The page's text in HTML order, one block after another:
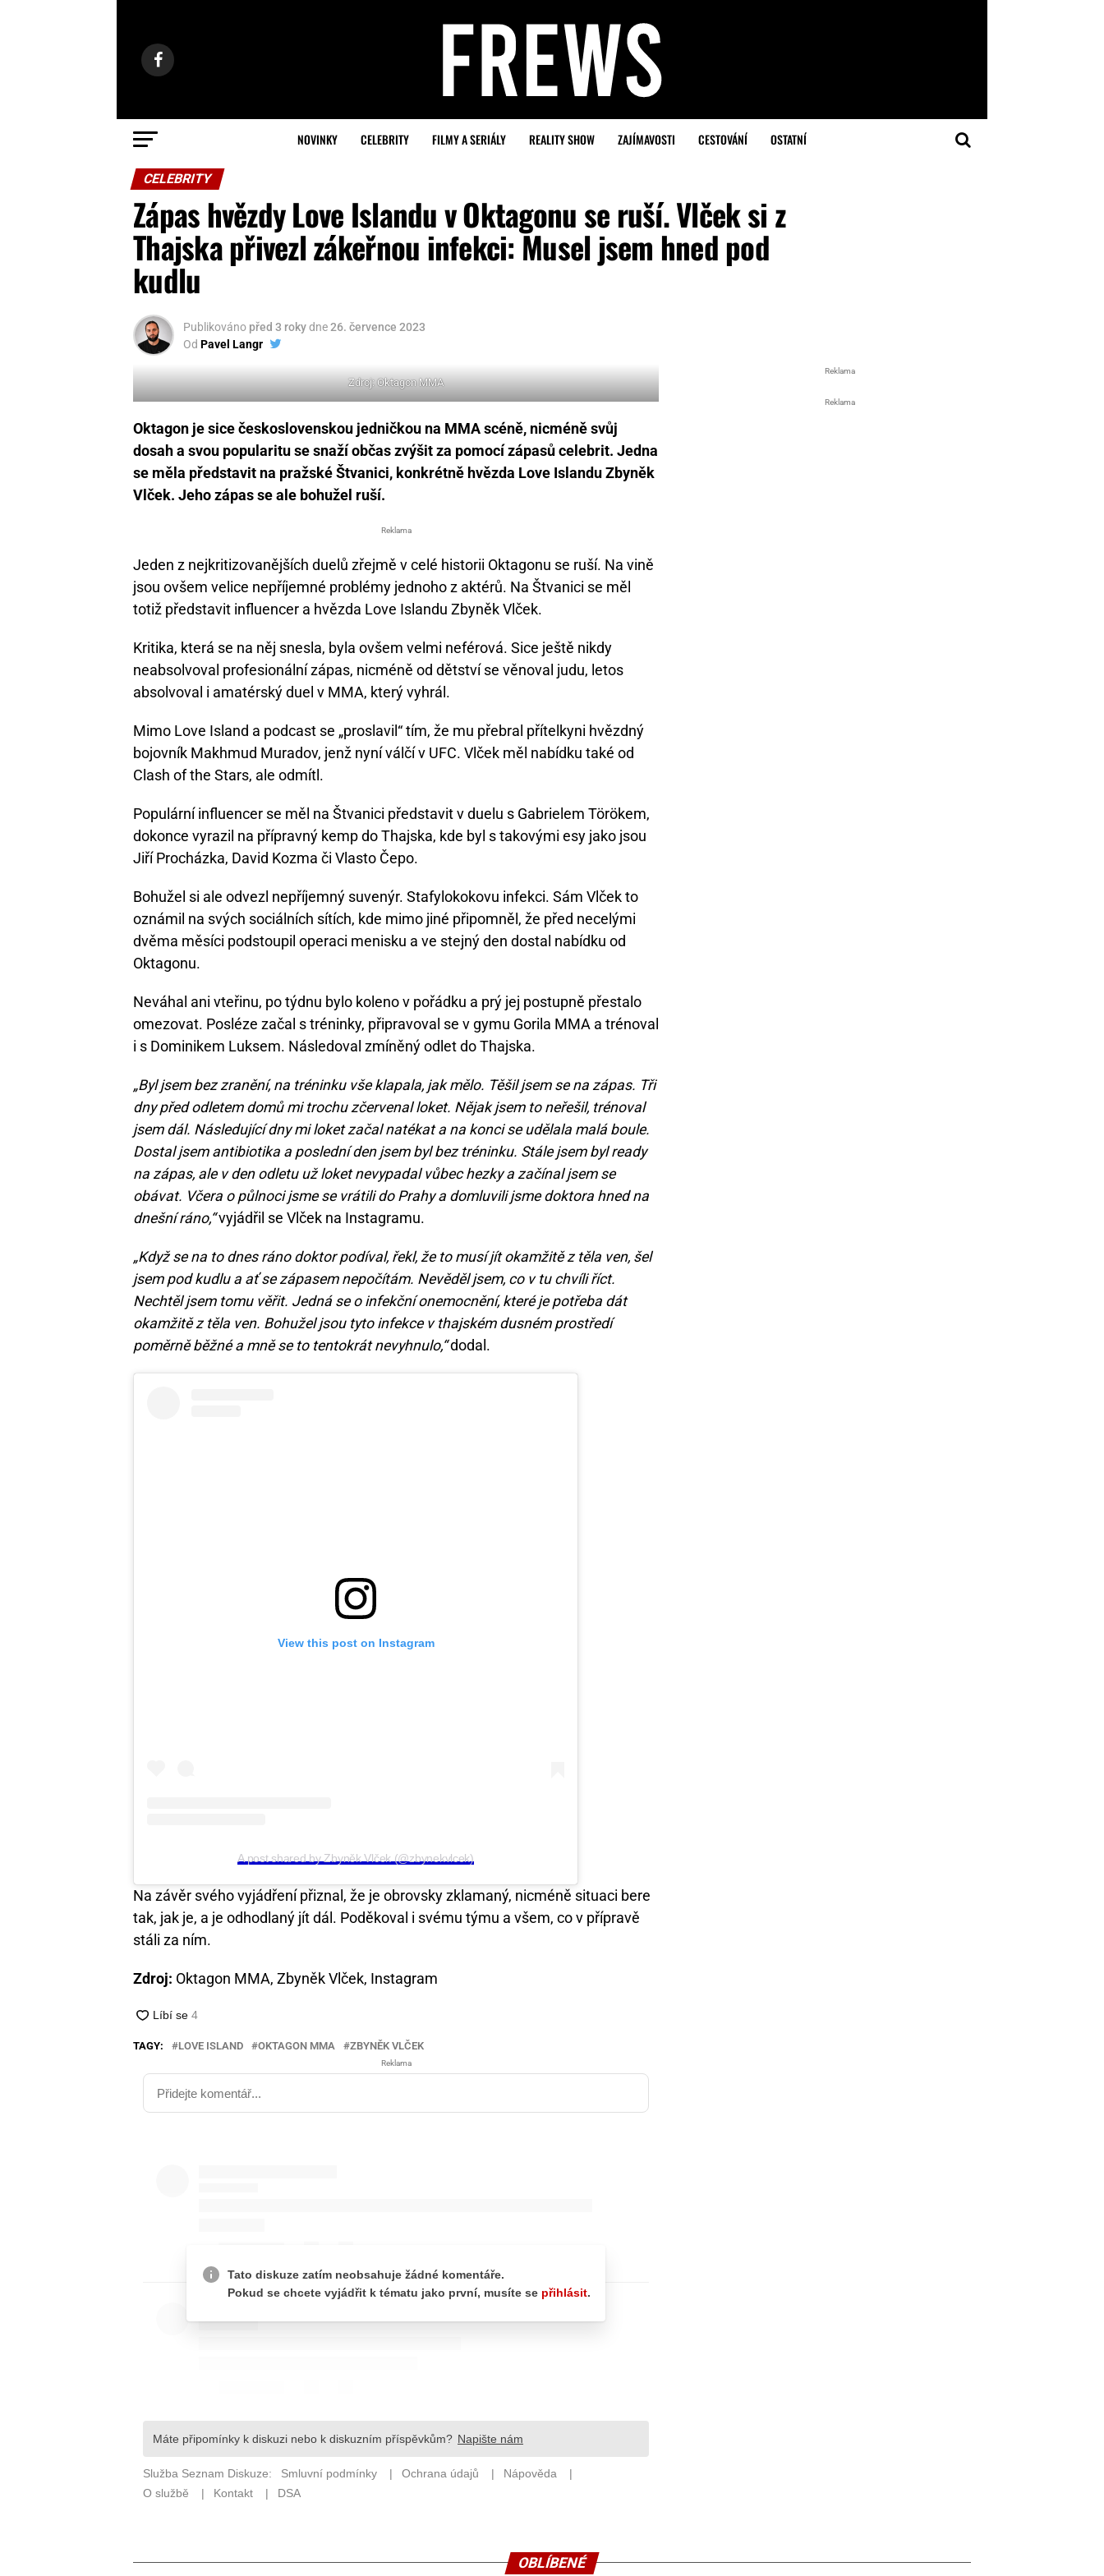
NOVINKY CELEBRITY FILMY A SERIÁLY REALITY SHOW ZAJÍMAVOSTI CESTOVÁNÍ OSTATNÍ
CELEBRITY
Zápas hvězdy Love Islandu v Oktagonu se ruší. Vlček si z
Thajska přivezl zákeřnou infekci: Musel jsem hned pod
kudlu
Publikováno před 3 rokydne26. července 2023
Od Pavel Langr
Zdroj: Oktagon MMA
Oktagon je sice československou jedničkou na MMA scéně, nicméně svůj
dosah a svou popularitu se snaží občas zvýšit za pomocí zápasů celebrit. Jedna
se měla představit na pražské Štvanici, konkrétně hvězda Love Islandu Zbyněk
Vlček. Jeho zápas se ale bohužel ruší.
Reklama
Jeden z nejkritizovanějších duelů zřejmě v celé historii Oktagonu se ruší. Na vině
jsou ovšem velice nepříjemné problémy jednoho z aktérů. Na Štvanici se měl
totiž představit influencer a hvězda Love Islandu Zbyněk Vlček.
Kritika, která se na něj snesla, byla ovšem velmi neférová. Sice ještě nikdy
neabsolvoval profesionální zápas, nicméně od dětství se věnoval judu, letos
absolvoval i amatérský duel v MMA, který vyhrál.
Mimo Love Island a podcast se „proslavil“ tím, že mu přebral přítelkyni hvězdný
bojovník Makhmud Muradov, jenž nyní válčí v UFC. Vlček měl nabídku také od
Clash of the Stars, ale odmítl.
Populární influencer se měl na Štvanici představit v duelu s Gabrielem Törökem,
dokonce vyrazil na přípravný kemp do Thajska, kde byl s takovými esy jako jsou
Jiří Procházka, David Kozma či Vlasto Čepo.
Bohužel si ale odvezl nepříjemný suvenýr. Stafylokokovu infekci. Sám Vlček to
oznámil na svých sociálních sítích, kde mimo jiné připomněl, že před necelými
dvěma měsíci podstoupil operaci menisku a ve stejný den dostal nabídku od
Oktagonu.
Neváhal ani vteřinu, po týdnu bylo koleno v pořádku a prý jej postupně přestalo
omezovat. Posléze začal s tréninky, připravoval se v gymu Gorila MMA a trénoval
i s Dominikem Luksem. Následoval zmíněný odlet do Thajska.
„Byl jsem bez zranění, na tréninku vše klapala, jak mělo. Těšil jsem se na zápas. Tři
dny před odletem domů mi trochu zčervenal loket. Nějak jsem to neřešil, trénoval
jsem dál. Následující dny mi loket začal natékat a na konci se udělala malá boule.
Dostal jsem antibiotika a poslední den jsem byl bez tréninku. Stále jsem byl ready
na zápas, ale v den odletu už loket nevypadal vůbec hezky a začínal jsem se
obávat. Včera o půlnoci jsme se vrátili do Prahy a domluvili jsme doktora hned na
dnešní ráno,“vyjádřil se Vlček na Instagramu.
„Když se na to dnes ráno doktor podíval, řekl, že to musí jít okamžitě z těla ven, šel
jsem pod kudlu a ať se zápasem nepočítám. Nevěděl jsem, co v tu chvíli říct.
Nechtěl jsem tomu věřit. Jedná se o infekční onemocnění, které je potřeba dát
okamžitě z těla ven. Bohužel jsou tyto infekce v thajském dusném prostředí
poměrně běžné a mně se to tentokrát nevyhnulo,“dodal.
View this post on Instagram
A post shared by Zbyněk Vlček (@zbynekvlcek)
Na závěr svého vyjádření přiznal, že je obrovsky zklamaný, nicméně situaci bere
tak, jak je, a je odhodlaný jít dál. Poděkoval i svému týmu a všem, co v přípravě
stáli za ním.
Zdroj: Oktagon MMA, Zbyněk Vlček, Instagram
TAGY: LOVE ISLAND OKTAGON MMA ZBYNĚK VLČEK
Reklama
Reklama
Reklama
OBLÍBENÉ